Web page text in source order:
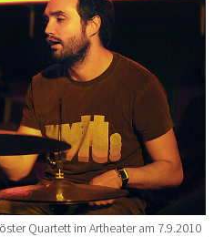
Quartett im Artheater am 7.9.2010